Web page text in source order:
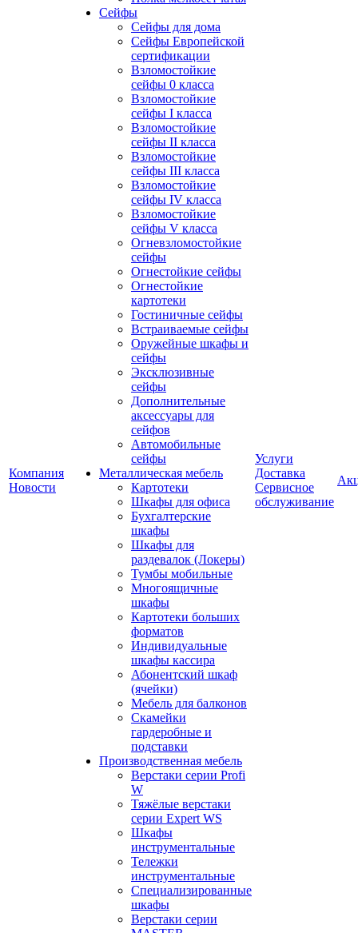
Компания
Новости
Сейфы
Сейфы для дома
Сейфы Европейской
сертификации
Взломостойкие
сейфы 0 класса
Взломостойкие
сейфы I класса
Взломостойкие
сейфы II класса
Взломостойкие
сейфы III класса
Взломостойкие
сейфы IV класса
Взломостойкие
сейфы V класса
Огневзломостойкие
сейфы
Огнестойкие сейфы
Огнестойкие
картотеки
Гостиничные сейфы
Встраиваемые сейфы
Оружейные шкафы и
сейфы
Эксклюзивные
сейфы
Дополнительные
аксессуары для
сейфов
Автомобильные
сейфы
Металлическая мебель
Картотеки
Шкафы для офиса
Бухгалтерские
шкафы
Шкафы для
раздевалок (Локеры)
Тумбы мобильные
Многоящичные
шкафы
Картотеки больших
форматов
Индивидуальные
шкафы кассира
Абонентский шкаф
(ячейки)
Мебель для балконов
Скамейки
гардеробные и
подставки
Производственная мебель
Верстаки серии Profi
W
Тяжёлые верстаки
серии Expert WS
Шкафы
инструментальные
Тележки
инструментальные
Cпециализированные
шкафы
Верстаки серии
Услуги
Доставка
Сервисное
обслуживание